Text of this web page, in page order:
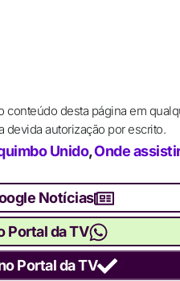
conteúdo desta página em
autorização por escrito.
Unido,Onde
Notícias
Portal da TV
Portal da TV